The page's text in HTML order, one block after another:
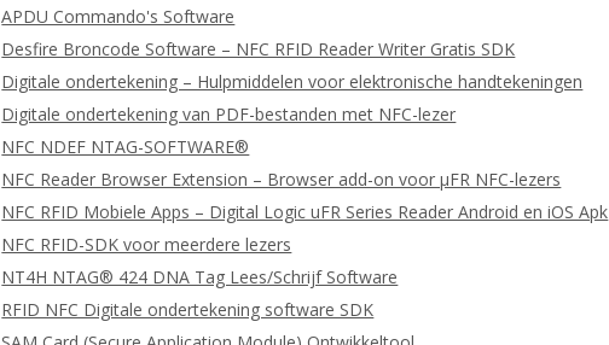
APDU Commando's Software
Desfire Broncode Software – NFC RFID Reader Writer Gratis SDK
Digitale ondertekening – Hulpmiddelen voor elektronische handtekeningen
Digitale ondertekening van PDF-bestanden met NFC-lezer
NFC NDEF NTAG-SOFTWARE®
NFC Reader Browser Extension – Browser add-on voor μFR NFC-lezers
NFC RFID Mobiele Apps – Digital Logic uFR Series Reader Android en iOS Apk
NFC RFID-SDK voor meerdere lezers
NT4H NTAG® 424 DNA Tag Lees/Schrijf Software
RFID NFC Digitale ondertekening software SDK